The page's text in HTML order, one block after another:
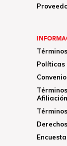
Afiliación